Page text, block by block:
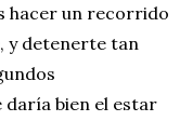
hacer un recorrido
y detenerte tan
daría bien el estar